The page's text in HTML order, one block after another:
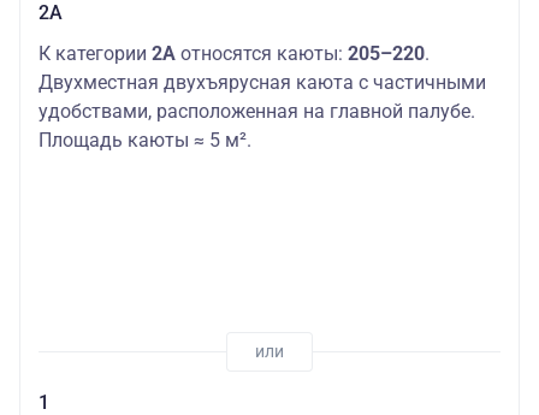
2А
К категории 2А относятся каюты: 205–220.
Двухместная двухъярусная каюта с частичными
удобствами, расположенная на главной палубе.
Площадь каюты ≈ 5 м².
1